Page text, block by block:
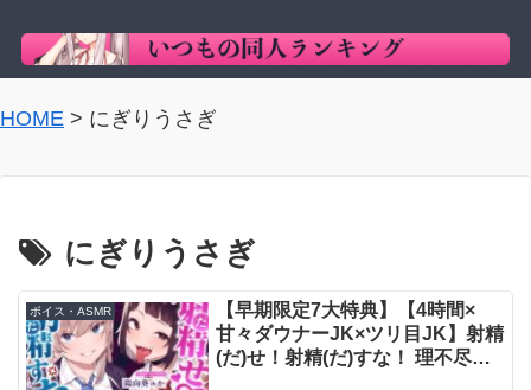
HOME > にぎりうさぎ
にぎりうさぎ
ボイス・ASMR
【早期限定7大特典】【4時間×
甘々ダウナーJK×ツリ目JK】射精
(だ)せ！射精(だ)すな！ 理不尽